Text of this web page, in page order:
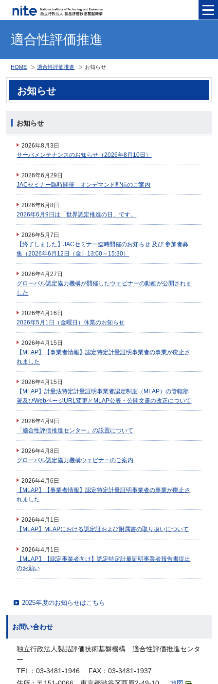
適合性評価推進
HOME 適合性評価推進 お知らせ
お知らせ
お知らせ
2026年8月3日
サーバメンテナンスのお知らせ（2026年8月10日）
2026年6月29日
JACセミナー臨時開催 オンデマンド配信のご案内
2026年6月8日
2026年6月9日は「世界認定推進の日」です。
2026年5月7日
【終了しました】JACセミナー臨時開催のお知らせ 及び 参加者募
集（2026年6月12日（金）13:00～15:30）
2026年4月27日
グローバル認定協力機構が開催したウェビナーの動画が公開されま
した
2026年4月16日
2026年5月1日（金曜日）休業のお知らせ
2026年4月15日
【MLAP】【事業者情報】認定特定計量証明事業者の事業が廃止さ
れました
2026年4月15日
【MLAP】計量法特定計量証明事業者認定制度（MLAP）の管轄部
署及びWebページURL変更とMLAP公表・公開文書の改正について
2026年4月9日
「適合性評価推進センター」の設置について
2026年4月8日
グローバル認定協力機構ウェビナーのご案内
2026年4月6日
【MLAP】【事業者情報】認定特定計量証明事業者の事業が廃止さ
れました
2026年4月1日
【MLAP】MLAPにおける認定証および附属書の取り扱いについて
2026年4月1日
【MLAP】【認定事業者向け】認定特定計量証明事業者報告書提出
のお願い
2025年度のお知らせはこちら
お問い合わせ
独立行政法人製品評価技術基盤機構 適合性評価推進センタ
ー
TEL：03-3481-1946 FAX：03-3481-1937